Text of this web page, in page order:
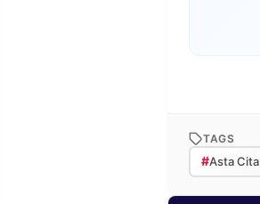
TAGS
#Asta Cita